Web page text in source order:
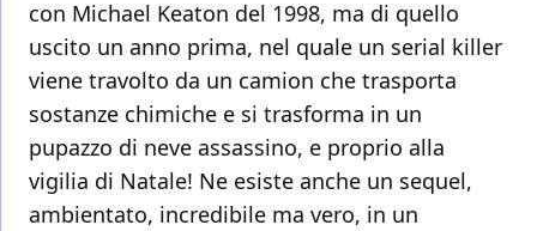
con Michael Keaton del 1998, ma di quello
uscito un anno prima, nel quale un serial killer
viene travolto da un camion che trasporta
sostanze chimiche e si trasforma in un
pupazzo di neve assassino, e proprio alla
vigilia di Natale! Ne esiste anche un sequel,
ambientato, incredibile ma vero, in un